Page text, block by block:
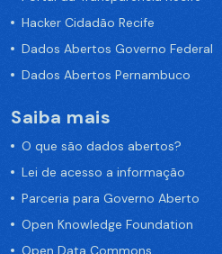
Hacker Cidadão Recife
Dados Abertos Governo Federal
Dados Abertos Pernambuco
Saiba mais
O que são dados abertos?
Lei de acesso a informação
Parceria para Governo Aberto
Open Knowledge Foundation
Open Data Commons